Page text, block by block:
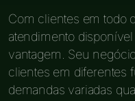
Com clientes em todo
atendimento
vantagem. Seu
clientes em diferentes
demandas variadas